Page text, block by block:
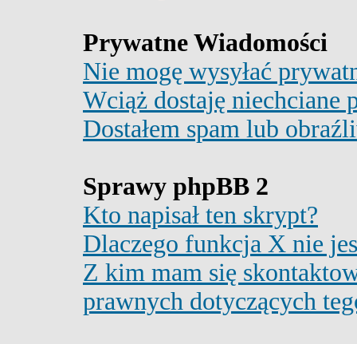
Prywatne Wiadomości
Nie mogę wysyłać
Wciąż dostaję niechciane
Dostałem spam lub
Sprawy phpBB 2
Kto napisał ten skrypt?
Dlaczego funkcja X nie
Z kim mam się
prawnych dotyczących